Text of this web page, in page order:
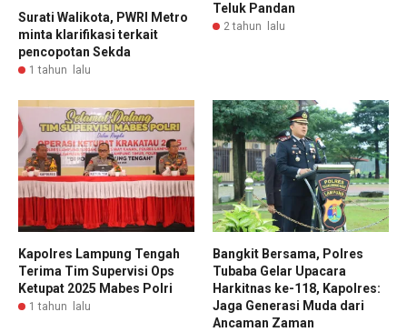
Surati Walikota, PWRI Metro
minta klarifikasi terkait
pencopotan Sekda
1 tahun lalu
Teluk Pandan
2 tahun lalu
Kapolres Lampung Tengah
Terima Tim Supervisi Ops
Ketupat 2025 Mabes Polri
1 tahun lalu
Bangkit Bersama, Polres
Tubaba Gelar Upacara
Harkitnas ke-118, Kapolres:
Jaga Generasi Muda dari
Ancaman Zaman